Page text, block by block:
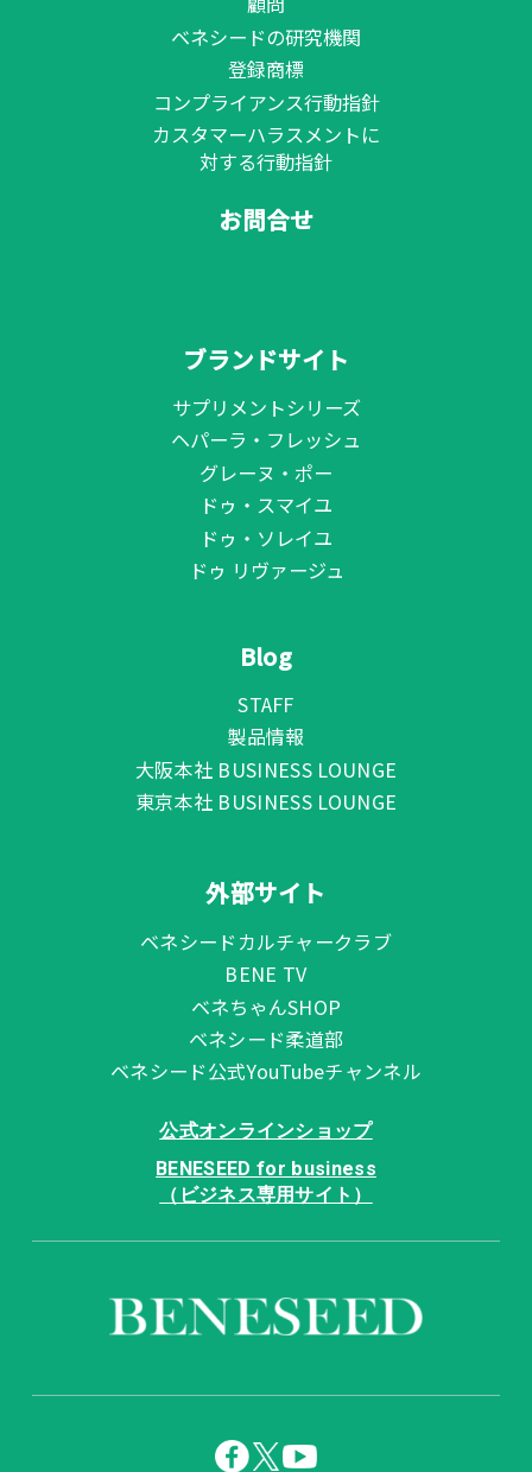
ベネシードの研究機関
登録商標
コンプライアンス行動指針
カスタマーハラスメントに
対する行動指針
お問合せ
ブランドサイト
サプリメントシリーズ
ヘパーラ・フレッシュ
グレーヌ・ポー
ドゥ・スマイユ
ドゥ・ソレイユ
ドゥ リヴァージュ
Blog
STAFF
製品情報
大阪本社 BUSINESS LOUNGE
東京本社 BUSINESS LOUNGE
外部サイト
ベネシードカルチャークラブ
BENE TV
ベネちゃんSHOP
ベネシード柔道部
ベネシード公式YouTubeチャンネル
公式オンラインショップ
BENESEED for business
（ビジネス専用サイト）